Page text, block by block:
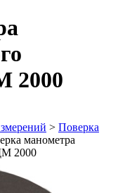
2000
> Поверка
манометра
2000